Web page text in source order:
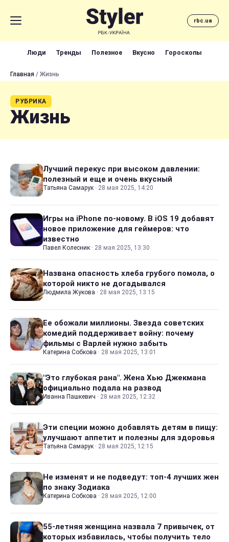
rbc.ua
Люди Тренды Полезное Вкусно Гороскопы
Главная / Жизнь
РУБРИКА
Жизнь
Лучший перекус при высоком давлении:
полезный и еще и очень вкусный
Татьяна Самарук · 28 мая 2025, 14:20
Игры на iPhone по-новому. В iOS 19 добавят
новое приложение для геймеров: что
известно
Павел Колесник · 28 мая 2025, 13:30
Названа опасность хлеба грубого помола, о
которой никто не догадывался
Людмила Жукова · 28 мая 2025, 13:15
Ее обожали миллионы. Звезда советских
комедий поддерживает войну: почему
фильмы с Варлей нужно забыть
Катерина Собкова · 28 мая 2025, 13:01
"Это глубокая рана". Жена Хью Джекмана
официально подала на развод
Иванна Пашкевич · 28 мая 2025, 12:32
Эти специи можно добавлять детям в пищу:
улучшают аппетит и полезны для здоровья
Татьяна Самарук · 28 мая 2025, 12:15
Не изменят и не подведут: топ-4 лучших жен
по знаку Зодиака
Катерина Собкова · 28 мая 2025, 12:00
55-летняя женщина назвала 7 привычек, от
которых избавилась, чтобы получить тело